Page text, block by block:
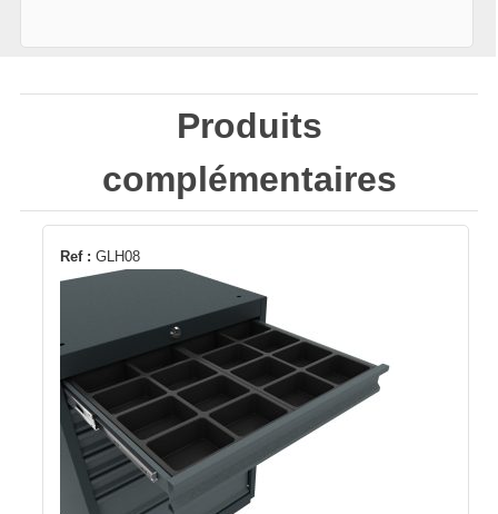
Produits
complémentaires
Ref : GLH08